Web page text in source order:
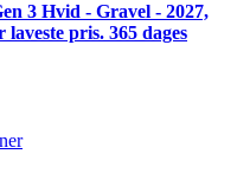
3 Hvid - Gravel - 2027,
pris. 365 dages